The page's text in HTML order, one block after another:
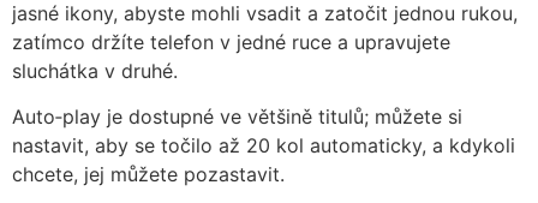
jasné ikony, abyste mohli vsadit a zatočit jednou rukou,
zatímco držíte telefon v jedné ruce a upravujete
sluchátka v druhé.
Auto‑play je dostupné ve většině titulů; můžete si
nastavit, aby se točilo až 20 kol automaticky, a kdykoli
chcete, jej můžete pozastavit.